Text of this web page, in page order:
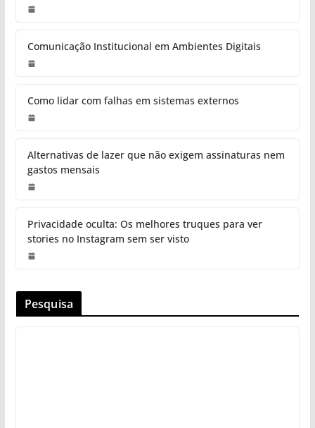
Comunicação Institucional em Ambientes Digitais
Como lidar com falhas em sistemas externos
Alternativas de lazer que não exigem assinaturas nem
gastos mensais
Privacidade oculta: Os melhores truques para ver
stories no Instagram sem ser visto
Pesquisa